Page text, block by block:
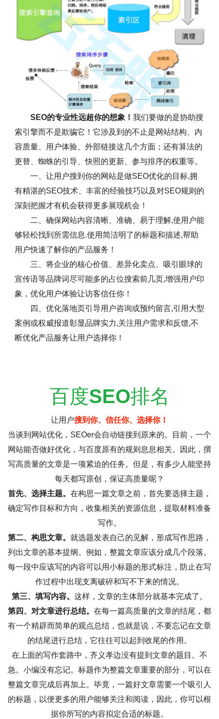
SEO的专业性远超你的想象！ 我们要做的是协助搜
索引擎而不是欺骗它！它涉及到的不止是网站结构、内
容质量、用户体验、外部链接这几个方面；还有算法的
更替、蜘蛛的引导、快照的更新、参与排序的权重等。
一、让用户搜到你的网站是做SEO优化的目标,拥
有精湛的SEO技术、丰富的经验技巧以及对SEO规则的
深刻把握才有机会获得更多展现机会！
二、确保网站内容清晰、准确、易于理解,使用户能
够轻松找到所需信息.使用简洁明了的标题和描述,帮助
用户快速了解你的产品服务！
三、将企业的核心价值、差异化卖点、吸引眼球的
宣传语等品牌词尽可能多的占位搜索前几页,增强用户印
象，优化用户体验让访客信任你！
四、优化落地页引导用户咨询或预约留言,引用大型
案例或权威报道彰显品牌实力,关注用户需求和反馈,不
断优化产品服务让用户选择你！
百度SEO排名
让用户搜到你、信任你、选择你！
当谈到网站优化，SEOer会自动链接到原来的。目前，一个
网站能否做好优化，与百度原有的规则息息相关。因此，撰
写高质量的文章是一项紧迫的任务。但是，有多少人能坚持
每天都写原创，保证高质量呢？
首先、选择主题。 在构思一篇文章之前，首先要选择主题，
确定写作目标和方向，收集相关的资源信息，提取材料准备
写作。
第二、构思文章。 就选题发表自己的见解，形成写作思路，
列出文章的基本提纲。例如，整篇文章应该分成几个段落。
每一段中应该写的内容可以用小标题的形式标注，防止在写
作过程中出现支离破碎和写不下来的情况。
第三、填写内容。 这样，文章的主体部分就基本完成了。
第四、对文章进行总结。 在每一篇高质量的文章的结尾，都
有一个精辟而简单的观点总结，也就是说，不要忘记在文章
的结尾进行总结，它往往可以起到收尾的作用。
在上面的写作套路中，齐义孝边没有提到文章的题目。不
急。小编没有忘记。标题作为整篇文章重要的部分，可以在
整篇文章完成后再加上。毕竟，一篇好文章需要一个吸引人
的标题，以便更多的用户能够关注和阅读，因此，你可以根
据你所写的内容拟定合适的标题。